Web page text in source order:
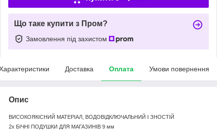
Що таке купити з Пром?
Замовлення під захистом
Доставка Оплата Умови повернення
Опис
ВИСОКОЯКІСНИЙ МАТЕРІАЛ, ВОДОВІДКЛЮЧАЛЬНИЙ І ЗНОСТІЙ
2x БІЧНІ ПОДУШКИ ДЛЯ МАГАЗИНІВ 9 мм